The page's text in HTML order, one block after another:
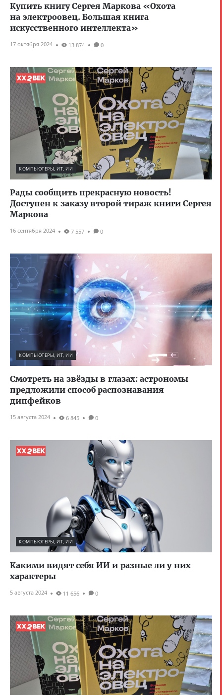
Купить книгу Сергея Маркова «Охота
на электроовец. Большая книга
искусственного интеллекта»
17 октября 2024 13 874 0
КОМПЬЮТЕРЫ, ИТ, ИИ
Рады сообщить прекрасную новость!
Доступен к заказу второй тираж книги Сергея
Маркова
16 сентября 2024 7 557 0
КОМПЬЮТЕРЫ, ИТ, ИИ
Смотреть на звёзды в глазах: астрономы
предложили способ распознавания
дипфейков
15 августа 2024 6 845 0
КОМПЬЮТЕРЫ, ИТ, ИИ
Какими видят себя ИИ и разные ли у них
характеры
5 августа 2024 11 656 0